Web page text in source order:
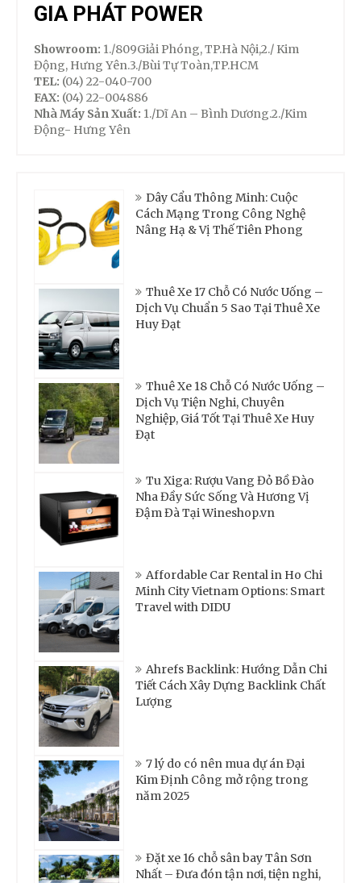
GIA PHÁT POWER
Showroom: 1./809Giải Phóng, TP.Hà Nội,2./ Kim
Động, Hưng Yên.3./Bùi Tự Toàn,TP.HCM
TEL: (04) 22-040-700
FAX: (04) 22-004886
Nhà Máy Sản Xuất: 1./Dĩ An – Bình Dương.2./Kim
Động- Hưng Yên
Dây Cẩu Thông Minh: Cuộc
Cách Mạng Trong Công Nghệ
Nâng Hạ & Vị Thế Tiên Phong
Thuê Xe 17 Chỗ Có Nước Uống –
Dịch Vụ Chuẩn 5 Sao Tại Thuê Xe
Huy Đạt
Thuê Xe 18 Chỗ Có Nước Uống –
Dịch Vụ Tiện Nghi, Chuyên
Nghiệp, Giá Tốt Tại Thuê Xe Huy
Đạt
Tu Xiga: Rượu Vang Đỏ Bồ Đào
Nha Đầy Sức Sống Và Hương Vị
Đậm Đà Tại Wineshop.vn
Affordable Car Rental in Ho Chi
Minh City Vietnam Options: Smart
Travel with DIDU
Ahrefs Backlink: Hướng Dẫn Chi
Tiết Cách Xây Dựng Backlink Chất
Lượng
7 lý do có nên mua dự án Đại
Kim Định Công mở rộng trong
năm 2025
Đặt xe 16 chỗ sân bay Tân Sơn
Nhất – Đưa đón tận nơi, tiện nghi,